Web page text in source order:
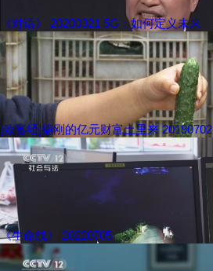
《对话》 20200321 5G：如何定义未来
[致富经]德刚的亿元财富土里来 20190702
《生命线》 20220705